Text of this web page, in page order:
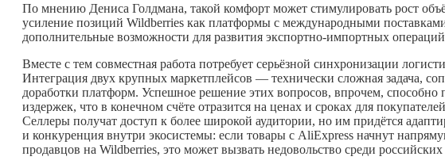
По мнению Дениса Голдмана, такой комфорт может стимулировать рост
усиление позиций Wildberries как платформы с международными
дополнительные возможности для развития экспортно-импортных
Вместе с тем совместная работа потребует серьёзной синхронизации
Интеграция двух крупных маркетплейсов — технически сложная задача,
доработки платформ. Успешное решение этих вопросов, впрочем,
издержек, что в конечном счёте отразится на ценах и сроках для
Селлеры получат доступ к более широкой аудитории, но им придётся
и конкуренция внутри экосистемы: если товары с AliExpress начнут
продавцов на Wildberries, это может вызвать недовольство среди